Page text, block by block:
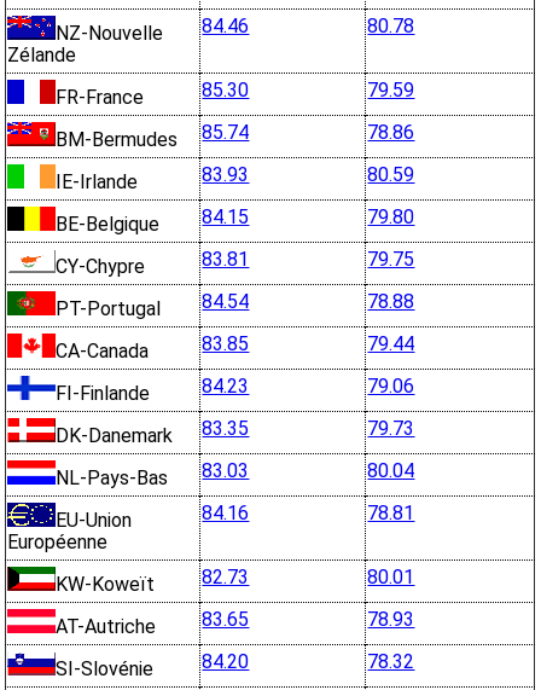
NZ-Nouvelle
Zélande
84.46 80.78
FR-France 85.30 79.59
BM-Bermudes 85.74 78.86
IE-Irlande 83.93 80.59
BE-Belgique 84.15 79.80
CY-Chypre 83.81 79.75
PT-Portugal 84.54 78.88
CA-Canada 83.85 79.44
FI-Finlande 84.23 79.06
DK-Danemark 83.35 79.73
NL-Pays-Bas 83.03 80.04
EU-Union
Européenne
84.16 78.81
KW-Koweït 82.73 80.01
AT-Autriche 83.65 78.93
SI-Slovénie 84.20 78.32